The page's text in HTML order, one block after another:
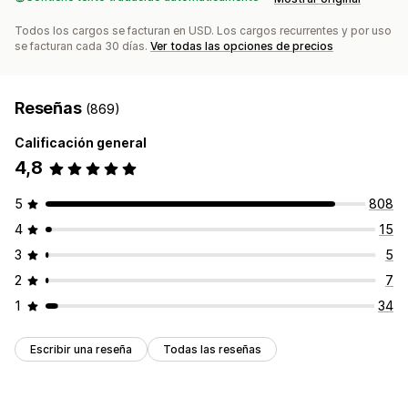
Todos los cargos se facturan en USD. Los cargos recurrentes y por uso
se facturan cada 30 días. Ver todas las opciones de precios
Reseñas (869)
Calificación general
4,8
5
808
4
15
3
5
2
7
1
34
Escribir una reseña Todas las reseñas